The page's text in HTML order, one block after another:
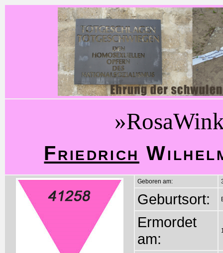
Friedrich
Geboren am:
Geburtsort:
Ermordet
am: